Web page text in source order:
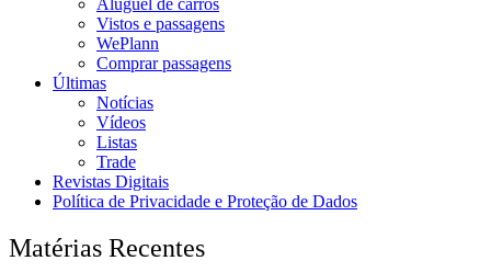
Aluguel de carros
Vistos e passagens
WePlann
Comprar passagens
Últimas
Notícias
Vídeos
Listas
Trade
Revistas Digitais
Política de Privacidade e Proteção de Dados
Matérias Recentes